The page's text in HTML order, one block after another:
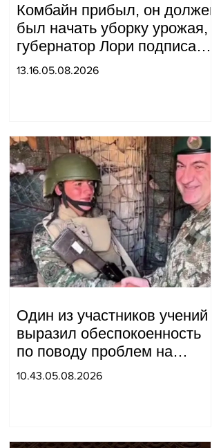
Комбайн прибыл, он должен
был начать уборку урожая,
губернатор Лори подписал
постановление о запрете
13.16.05.08.2026
Один из участников учений
выразил обеспокоенность
по поводу проблем на
одном из постов в Сюнике.
10.43.05.08.2026